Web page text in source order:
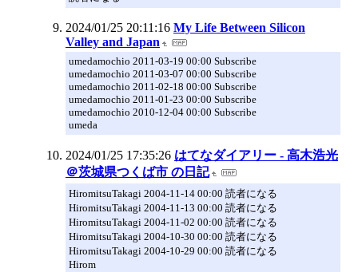
2024/01/25 20:11:16 My Life Between Silicon
Valley and Japan
umedamochio 2011-03-19 00:00 Subscribe
umedamochio 2011-03-07 00:00 Subscribe
umedamochio 2011-02-18 00:00 Subscribe
umedamochio 2011-01-23 00:00 Subscribe
umedamochio 2010-12-04 00:00 Subscribe
umeda
2024/01/25 17:35:26 はてなダイアリー - 高木浩光
＠茨城県つくば市 の日記
HiromitsuTakagi 2004-11-14 00:00 読者になる
HiromitsuTakagi 2004-11-13 00:00 読者になる
HiromitsuTakagi 2004-11-02 00:00 読者になる
HiromitsuTakagi 2004-10-30 00:00 読者になる
HiromitsuTakagi 2004-10-29 00:00 読者になる
Hirom